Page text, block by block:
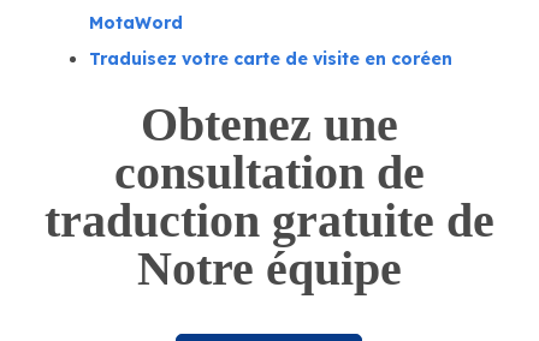
MotaWord
Traduisez votre carte de visite en coréen
Obtenez une
consultation de
traduction gratuite de
Notre équipe